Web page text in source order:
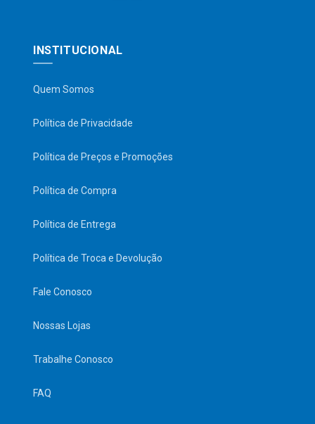
INSTITUCIONAL
Quem Somos
Política de Privacidade
Política de Preços e Promoções
Política de Compra
Política de Entrega
Política de Troca e Devolução
Fale Conosco
Nossas Lojas
Trabalhe Conosco
FAQ